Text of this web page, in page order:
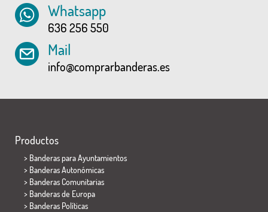
Whatsapp
636 256 550
Mail
info@comprarbanderas.es
Productos
> Banderas para Ayuntamientos
> Banderas Autonómicas
> Banderas Comunitarias
> Banderas de Europa
> Banderas Políticas